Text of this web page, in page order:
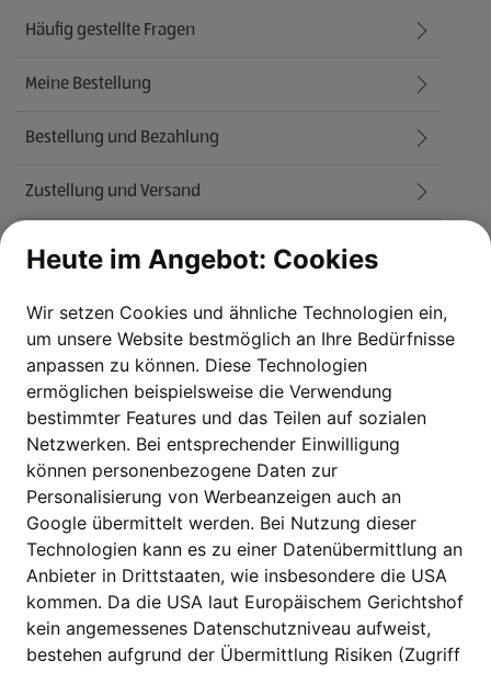
Häufig gestellte Fragen
Meine Bestellung
Bestellung und Bezahlung
Zustellung und Versand
Widerruf des Kaufs
Weitere HOFER Angebote
HOFER
HOFER Filialen
HOFER REISEN
HoT
HOFER FOTOS
HOFER GRÜNSTROM
Heute im Angebot: Cookies
Wir setzen Cookies und ähnliche Technologien ein,
um unsere Website bestmöglich an Ihre Bedürfnisse
anpassen zu können. Diese Technologien
ermöglichen beispielsweise die Verwendung
bestimmter Features und das Teilen auf sozialen
Netzwerken. Bei entsprechender Einwilligung
können personenbezogene Daten zur
Personalisierung von Werbeanzeigen auch an
Google übermittelt werden. Bei Nutzung dieser
Technologien kann es zu einer Datenübermittlung an
Anbieter in Drittstaaten, wie insbesondere die USA
kommen. Da die USA laut Europäischem Gerichtshof
kein angemessenes Datenschutzniveau aufweist,
bestehen aufgrund der Übermittlung Risiken (Zugriff